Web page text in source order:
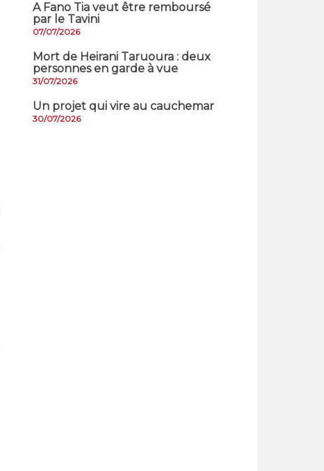
A Fano Tia veut être remboursé
par le Tavini
07/07/2026
Mort de Heirani Taruoura : deux
personnes en garde à vue
31/07/2026
Un projet qui vire au cauchemar
30/07/2026